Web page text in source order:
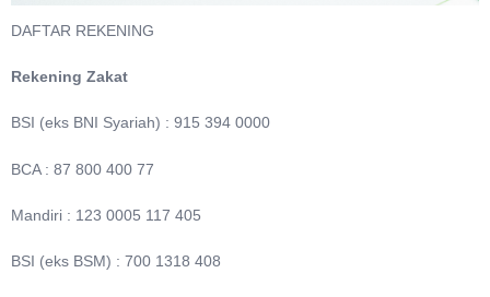
DAFTAR REKENING
Rekening Zakat
BSI (eks BNI Syariah) : 915 394 0000
BCA : 87 800 400 77
Mandiri : 123 0005 117 405
BSI (eks BSM) : 700 1318 408